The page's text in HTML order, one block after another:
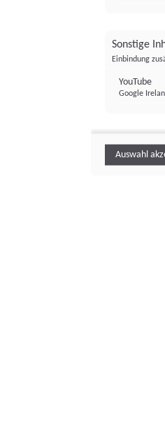
Sonstige
Einbindung
YouTube
Google
Auswahl